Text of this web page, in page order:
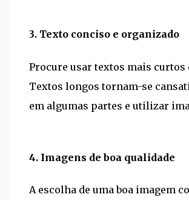
3. Texto conciso e organizado
Procure usar textos mais curtos
Textos longos tornam-se
em algumas partes e utilizar
4. Imagens de boa qualidade
A escolha de uma boa imagem